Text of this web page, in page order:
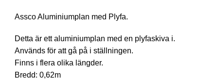
Assco Aluminiumplan med Plyfa.
Detta är ett aluminiumplan med en plyfaskiva i.
Används för att gå på i ställningen.
Finns i flera olika längder.
Bredd: 0,62m